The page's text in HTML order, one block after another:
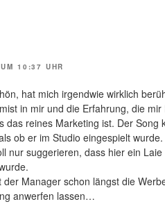
10:37 UHR
hat mich irgendwie wirklich
in mir und die Erfahrung, die
das reines Marketing ist. Der Song
ob er im Studio eingespielt wurde.
nur suggerieren, dass hier ein
der Manager schon längst die
anwerfen lassen…